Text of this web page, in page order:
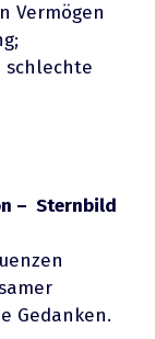
Vermögen
schlechte
– Sternbild
Gedanken.